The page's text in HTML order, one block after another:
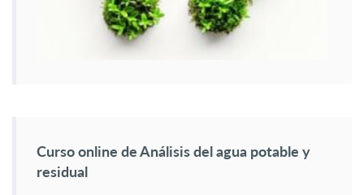
Curso online de Análisis del agua potable y
residual